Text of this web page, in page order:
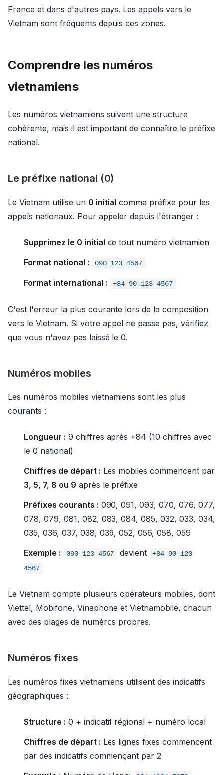
France et dans d'autres pays. Les appels vers le
Vietnam sont fréquents depuis ces zones.
Comprendre les numéros
vietnamiens
Les numéros vietnamiens suivent une structure
cohérente, mais il est important de connaître le préfixe
national.
Le préfixe national (0)
Le Vietnam utilise un 0 initial comme préfixe pour les
appels nationaux. Pour appeler depuis l'étranger :
Supprimez le 0 initial de tout numéro vietnamien
Format national :
090 123 4567
Format international : +84 90 123 4567
C'est l'erreur la plus courante lors de la composition
vers le Vietnam. Si votre appel ne passe pas, vérifiez
que vous n'avez pas laissé le 0.
Numéros mobiles
Les numéros mobiles vietnamiens sont les plus
courants :
Longueur : 9 chiffres après +84 (10 chiffres avec
le 0 national)
Chiffres de départ : Les mobiles commencent par
3, 5, 7, 8 ou 9 après le préfixe
Préfixes courants : 090, 091, 093, 070, 076, 077,
078, 079, 081, 082, 083, 084, 085, 032, 033, 034,
035, 036, 037, 038, 039, 052, 056, 058, 059
Exemple :
090 123 4567 devient
+84 90 123
4567
Le Vietnam compte plusieurs opérateurs mobiles, dont
Viettel, Mobifone, Vinaphone et Vietnamobile, chacun
avec des plages de numéros propres.
Numéros fixes
Les numéros fixes vietnamiens utilisent des indicatifs
géographiques :
Structure : 0 + indicatif régional + numéro local
Chiffres de départ : Les lignes fixes commencent
par des indicatifs commençant par 2